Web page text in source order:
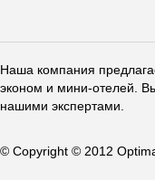
Наша компания
эконом и мини-отелей.
нашими экспертами.
© Copyright © 2012